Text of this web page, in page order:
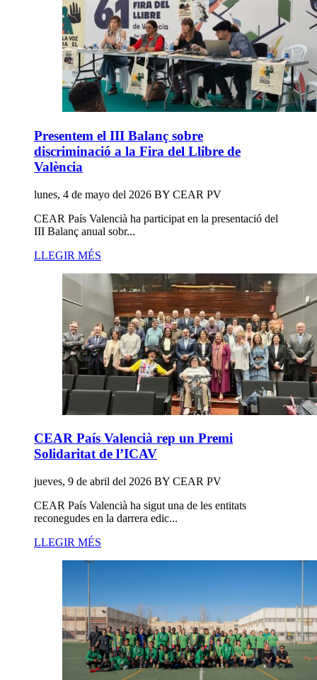
Presentem el III Balanç sobre
discriminació a la Fira del Llibre de
València
lunes, 4 de mayo del 2026 BY CEAR PV
CEAR País Valencià ha participat en la presentació del
III Balanç anual sobr...
LLEGIR MÉS
CEAR País Valencià rep un Premi
Solidaritat de l’ICAV
jueves, 9 de abril del 2026 BY CEAR PV
CEAR País Valencià ha sigut una de les entitats
reconegudes en la darrera edic...
LLEGIR MÉS